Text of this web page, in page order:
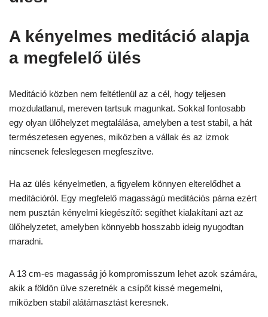
A kényelmes meditáció alapja
a megfelelő ülés
Meditáció közben nem feltétlenül az a cél, hogy teljesen
mozdulatlanul, mereven tartsuk magunkat. Sokkal fontosabb
egy olyan ülőhelyzet megtalálása, amelyben a test stabil, a hát
természetesen egyenes, miközben a vállak és az izmok
nincsenek feleslegesen megfeszítve.
Ha az ülés kényelmetlen, a figyelem könnyen elterelődhet a
meditációról. Egy megfelelő magasságú meditációs párna ezért
nem pusztán kényelmi kiegészítő: segíthet kialakítani azt az
ülőhelyzetet, amelyben könnyebb hosszabb ideig nyugodtan
maradni.
A 13 cm-es magasság jó kompromisszum lehet azok számára,
akik a földön ülve szeretnék a csípőt kissé megemelni,
miközben stabil alátámasztást keresnek.